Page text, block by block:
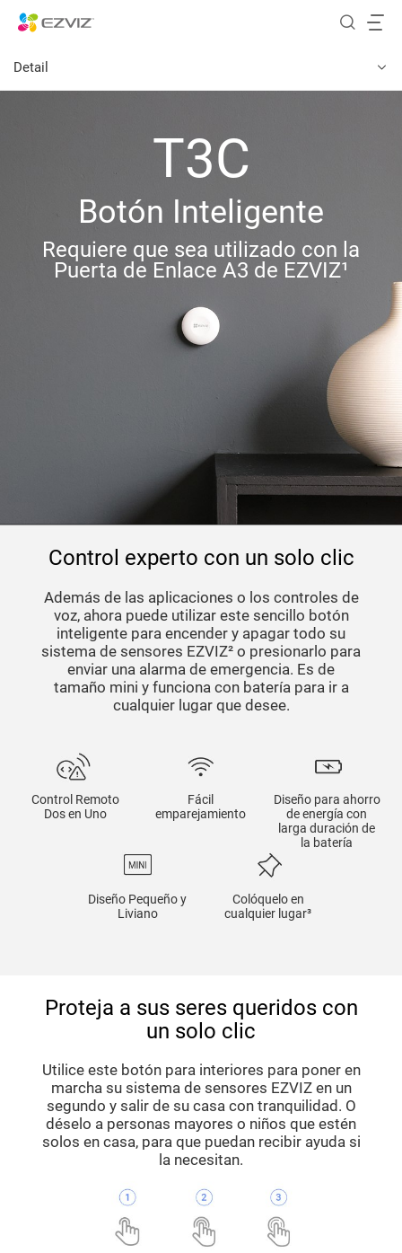
Detail
T3C
Botón Inteligente
Requiere que sea utilizado con la
Puerta de Enlace A3 de EZVIZ¹
Control experto con un solo clic
Además de las aplicaciones o los controles de
voz, ahora puede utilizar este sencillo botón
inteligente para encender y apagar todo su
sistema de sensores EZVIZ² o presionarlo para
enviar una alarma de emergencia. Es de
tamaño mini y funciona con batería para ir a
cualquier lugar que desee.
Control Remoto
Dos en Uno
Fácil
emparejamiento
Diseño para ahorro
de energía con
larga duración de
la batería
Diseño Pequeño y
Liviano
Colóquelo en
cualquier lugar³
Proteja a sus seres queridos con
un solo clic
Utilice este botón para interiores para poner en
marcha su sistema de sensores EZVIZ en un
segundo y salir de su casa con tranquilidad. O
déselo a personas mayores o niños que estén
solos en casa, para que puedan recibir ayuda si
la necesitan.